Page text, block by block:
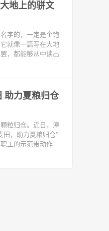
地上的骈文
字的，一定是个饱
就像一篇写在大地
，都能够从中读出
助力夏粮归仓
粒归仓。近日，漳
田，助力夏粮归仓”
工的示范带动作